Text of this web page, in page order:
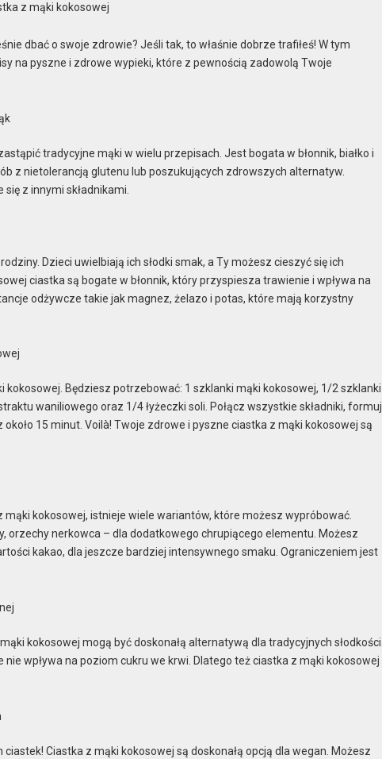
z mąki kokosowej
dbać o swoje zdrowie? Jeśli tak, to właśnie dobrze trafiłeś! W tym
na pyszne i zdrowe wypieki, które z pewnością zadowolą Twoje
tradycyjne mąki w wielu przepisach. Jest bogata w błonnik, białko i
z nietolerancją glutenu lub poszukujących zdrowszych alternatyw.
z innymi składnikami.
Dzieci uwielbiają ich słodki smak, a Ty możesz cieszyć się ich
ciastka są bogate w błonnik, który przyspiesza trawienie i wpływa na
odżywcze takie jak magnez, żelazo i potas, które mają korzystny
Będziesz potrzebować: 1 szklanki mąki kokosowej, 1/2 szklanki
waniliowego oraz 1/4 łyżeczki soli. Połącz wszystkie składniki, formuj
15 minut. Voilà! Twoje zdrowe i pyszne ciastka z mąki kokosowej są
kokosowej, istnieje wiele wariantów, które możesz wypróbować.
orzechy nerkowca – dla dodatkowego chrupiącego elementu. Możesz
kakao, dla jeszcze bardziej intensywnego smaku. Ograniczeniem jest
kokosowej mogą być doskonałą alternatywą dla tradycyjnych słodkości.
wpływa na poziom cukru we krwi. Dlatego też ciastka z mąki kokosowej
Ciastka z mąki kokosowej są doskonałą opcją dla wegan. Możesz